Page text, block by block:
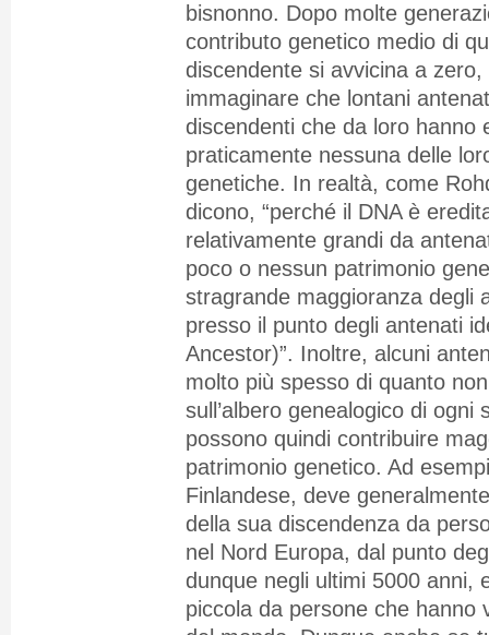
bisnonno. Dopo molte
contributo genetico medio di
discendente si avvicina a
immaginare che lontani
discendenti che da loro hanno
praticamente nessuna delle
genetiche. In realtà, come
dicono, “perché il DNA è
relativamente grandi da
poco o nessun patrimonio
stragrande maggioranza degli
presso il punto degli antenati
Ancestor)”. Inoltre, alcuni
molto più spesso di quanto
sull’albero genealogico di ogni
possono quindi contribuire
patrimonio genetico. Ad
Finlandese, deve
della sua discendenza da
nel Nord Europa, dal punto
dunque negli ultimi 5000 anni,
piccola da persone che hanno